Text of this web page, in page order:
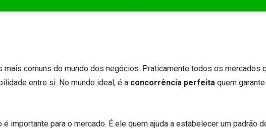
comuns do mundo dos negócios. Praticamente todos os mercados
entre si. No mundo ideal, é a concorrência perfeita quem
importante para o mercado. É ele quem ajuda a estabelecer um padrão